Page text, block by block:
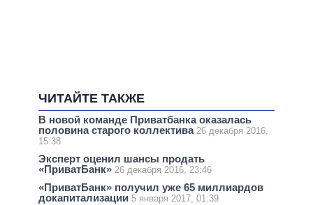
ЧИТАЙТЕ ТАКЖЕ
В новой команде Приватбанка оказалась
половина старого коллектива 26 декабря 2016,
15:38
Эксперт оценил шансы продать
«ПриватБанк» 26 декабря 2016, 23:46
«ПриватБанк» получил уже 65 миллиардов
докапитализации 5 января 2017, 01:39